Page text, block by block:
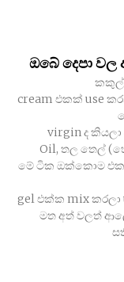
ඔබේ දෙපා
කකුල්
cream එකක් use
virgin ද
Oil, තල තෙල්
මේ ටික ඔක්කොම
gel එක්ක mix
මත අත් වලත්